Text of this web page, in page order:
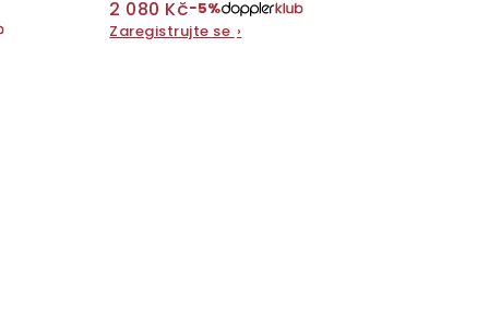
2 080 Kč−5%
Zaregistrujte se ›